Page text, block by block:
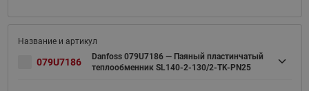
079U7186
Danfoss 079U7186 — Паяный пластинчатый
теплообменник SL140-2-130/2-TK-PN25